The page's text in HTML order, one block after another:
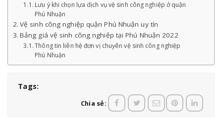
Lưu ý khi chọn lựa dịch vụ vệ sinh công nghiệp ở quận
Phú Nhuận
Vệ sinh công nghiệp quận Phú Nhuận uy tín
Bảng giá vệ sinh công nghiệp tại Phú Nhuận 2022
Thông tin liên hệ đơn vị chuyên vệ sinh công nghiệp
Phú Nhuận
Tags:
Chia sẻ: